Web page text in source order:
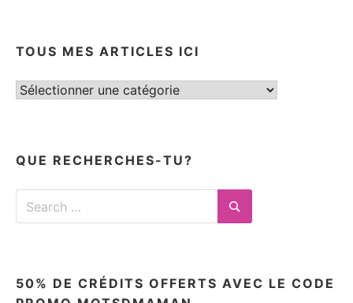
TOUS MES ARTICLES ICI
Tous
QUE RECHERCHES-TU?
Search
for:
Search
50% DE CRÉDITS OFFERTS AVEC LE CODE